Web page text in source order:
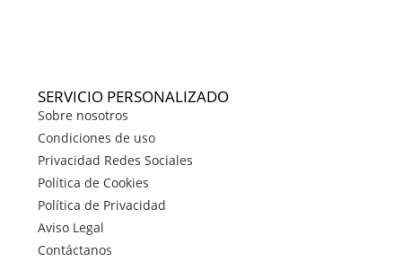
SERVICIO PERSONALIZADO
Sobre nosotros
Condiciones de uso
Privacidad Redes Sociales
Política de Cookies
Política de Privacidad
Aviso Legal
Contáctanos